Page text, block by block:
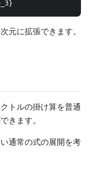
元に拡張できます。
トルの掛け算を普通
きます。
通常の式の展開を考